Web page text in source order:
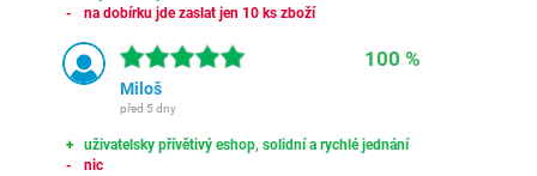
na dobírku jde zaslat jen 10 ks zboží
100 %
Miloš
před 5 dny
uživatelsky přívětivý eshop, solidní a rychlé jednání
nic